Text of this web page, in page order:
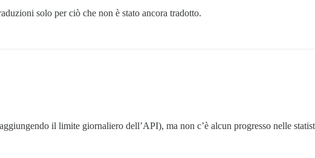
solo per ciò che non è stato ancora tradotto.
il limite giornaliero dell’API), ma non c’è alcun progresso nelle